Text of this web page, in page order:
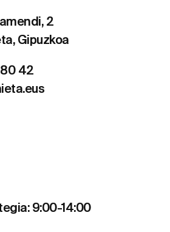
2
Gipuzkoa
42
9:00-14:00